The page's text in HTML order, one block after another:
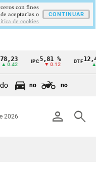
5,81 %
▼ 0.12
DTF12,48
▲
no no
person search
2026
con fines
aceptarlas o
de cookies
CONTINUAR